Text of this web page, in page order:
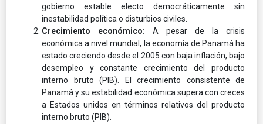
gobierno estable electo democráticamente sin
inestabilidad política o disturbios civiles.
Crecimiento económico: A pesar de la crisis
económica a nivel mundial, la economía de Panamá ha
estado creciendo desde el 2005 con baja inflación, bajo
desempleo y constante crecimiento del producto
interno bruto (PIB). El crecimiento consistente de
Panamá y su estabilidad económica supera con creces
a Estados unidos en términos relativos del producto
interno bruto (PIB).